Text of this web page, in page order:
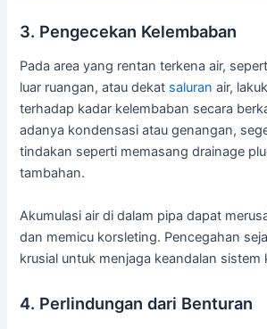
3. Pengecekan Kelembaban
Pada area yang rentan terkena air,
luar ruangan, atau dekat saluran air,
terhadap kadar kelembaban secara
adanya kondensasi atau genangan,
tindakan seperti memasang drainage
tambahan.
Akumulasi air di dalam pipa dapat
dan memicu korsleting. Pencegahan
krusial untuk menjaga keandalan sistem
4. Perlindungan dari Benturan